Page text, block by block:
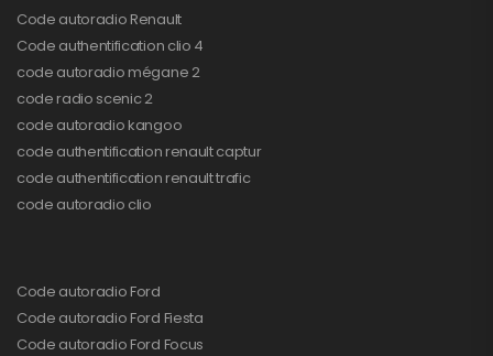
Code autoradio Renault
Code authentification clio 4
code autoradio mégane 2
code radio scenic 2
code autoradio kangoo
code authentification renault captur
code authentification renault trafic
code autoradio clio
Code autoradio Ford
Code autoradio Ford Fiesta
Code autoradio Ford Focus